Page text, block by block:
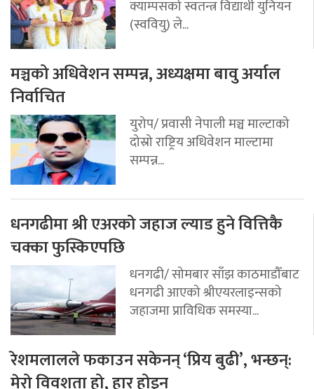
क्याम्पसको स्वतन्त्र विद्यार्थी युनियन
(स्ववियु) ले...
मञ्चको अधिवेशन सम्पन्न, अध्यक्षमा बावु अर्याल
निर्वाचित
युरोप/ प्रवासी नेपाली मञ्च माल्टाको
दोस्रो राष्ट्रिय अधिवेशन माल्टामा
सम्पन्न...
धनगढीमा श्री एअरको जहाज ल्याड हुने वित्तिकै
चक्का फुस्किएपछि
धनगढी/ सोमबार साँझ काठमाडौँबाट
धनगढी आएको श्रीएयरलाइन्सको
जहाजमा प्राविधिक समस्या...
रेशमलालले फकाउन सकेनन् ‘प्रिय बुढी’, भन्छन्:
मेरो विवशता हो, हार होइन